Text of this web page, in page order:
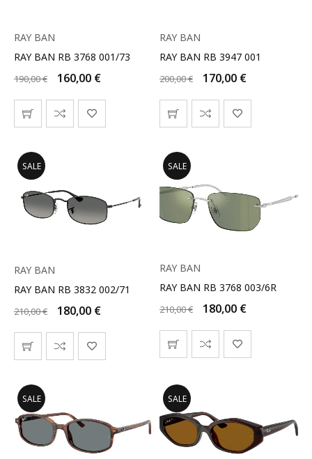
RAY BAN
RAY BAN RB 3768 001/73
190,00€ 160,00 €
RAY BAN
RAY BAN RB 3947 001
200,00€ 170,00 €
SALE
RAY BAN
RAY BAN RB 3832 002/71
210,00€ 180,00 €
SALE
RAY BAN
RAY BAN RB 3768 003/6R
210,00€ 180,00 €
SALE SALE